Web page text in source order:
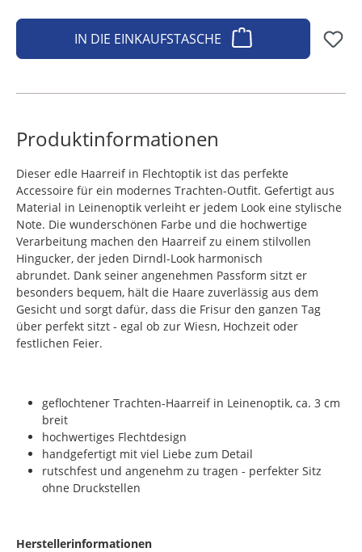
IN DIE EINKAUFSTASCHE
Produktinformationen
Dieser edle Haarreif in Flechtoptik ist das perfekte
Accessoire für ein modernes Trachten-Outfit. Gefertigt aus
Material in Leinenoptik verleiht er jedem Look eine stylische
Note. Die wunderschönen Farbe und die hochwertige
Verarbeitung machen den Haarreif zu einem stilvollen
Hingucker, der jeden Dirndl-Look harmonisch
abrundet. Dank seiner angenehmen Passform sitzt er
besonders bequem, hält die Haare zuverlässig aus dem
Gesicht und sorgt dafür, dass die Frisur den ganzen Tag
über perfekt sitzt - egal ob zur Wiesn, Hochzeit oder
festlichen Feier.
geflochtener Trachten-Haarreif in Leinenoptik, ca. 3 cm
breit
hochwertiges Flechtdesign
handgefertigt mit viel Liebe zum Detail
rutschfest und angenehm zu tragen - perfekter Sitz
ohne Druckstellen
Herstellerinformationen